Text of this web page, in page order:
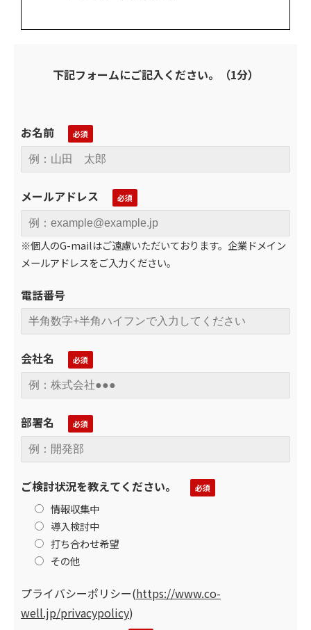
下記フォームにご記入ください。（1分）
お名前
メールアドレス
※個人のG-mailはご遠慮いただいております。企業ドメイン
メールアドレスをご入力ください。
電話番号
会社名
部署名
ご検討状況を教えてください。
情報収集中
導入検討中
打ち合わせ希望
その他
プライバシーポリシー(https://www.co-
well.jp/privacypolicy)